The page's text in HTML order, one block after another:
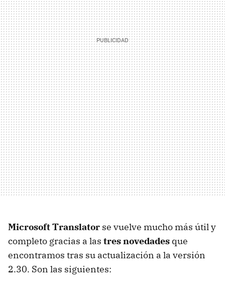
Microsoft Translator se vuelve mucho más útil y
completo gracias a las tres novedades que
encontramos tras su actualización a la versión
2.30. Son las siguientes: